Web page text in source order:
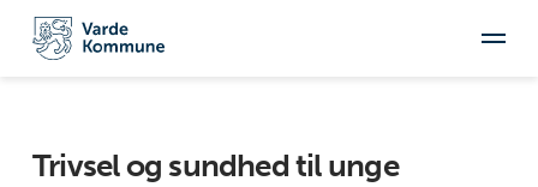
Trivsel og sundhed til unge